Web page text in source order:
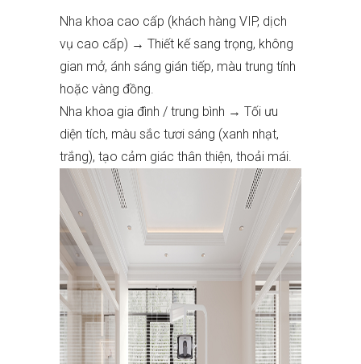
Nha khoa cao cấp (khách hàng VIP, dịch
vụ cao cấp) → Thiết kế sang trọng, không
gian mở, ánh sáng gián tiếp, màu trung tính
hoặc vàng đồng.
Nha khoa gia đình / trung bình → Tối ưu
diện tích, màu sắc tươi sáng (xanh nhạt,
trắng), tạo cảm giác thân thiện, thoải mái.